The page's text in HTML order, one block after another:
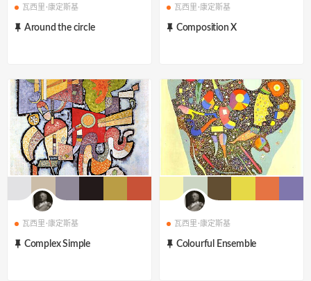
瓦西里·康定斯基
Around the circle
瓦西里·康定斯基
Composition X
瓦西里·康定斯基
Complex Simple
瓦西里·康定斯基
Colourful Ensemble